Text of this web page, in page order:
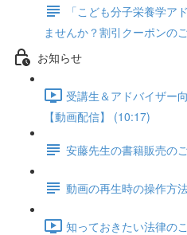
「こども分子栄養学ア
ませんか？割引クーポンの
お知らせ
受講生＆アドバイザー
【動画配信】 (10:17)
安藤先生の書籍販売の
動画の再生時の操作方
知っておきたい法律の